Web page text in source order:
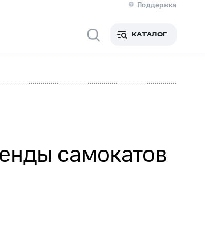
Поддержка
Медиа-центр
в регионе
аудитРынок акций
КАТАЛОГ
самокатов